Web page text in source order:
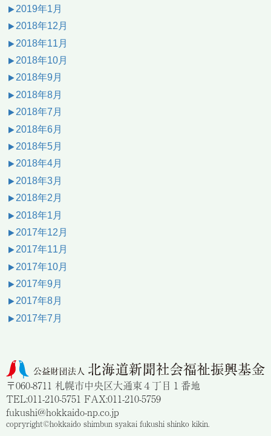
2019年1月
2018年12月
2018年11月
2018年10月
2018年9月
2018年8月
2018年7月
2018年6月
2018年5月
2018年4月
2018年3月
2018年2月
2018年1月
2017年12月
2017年11月
2017年10月
2017年9月
2017年8月
2017年7月
〒060-8711 札幌市中央区大通東４丁目１番地
TEL:011-210-5751 FAX:011-210-5759
fukushi@hokkaido-np.co.jp
copryright©hokkaido shimbun syakai fukushi shinko kikin.